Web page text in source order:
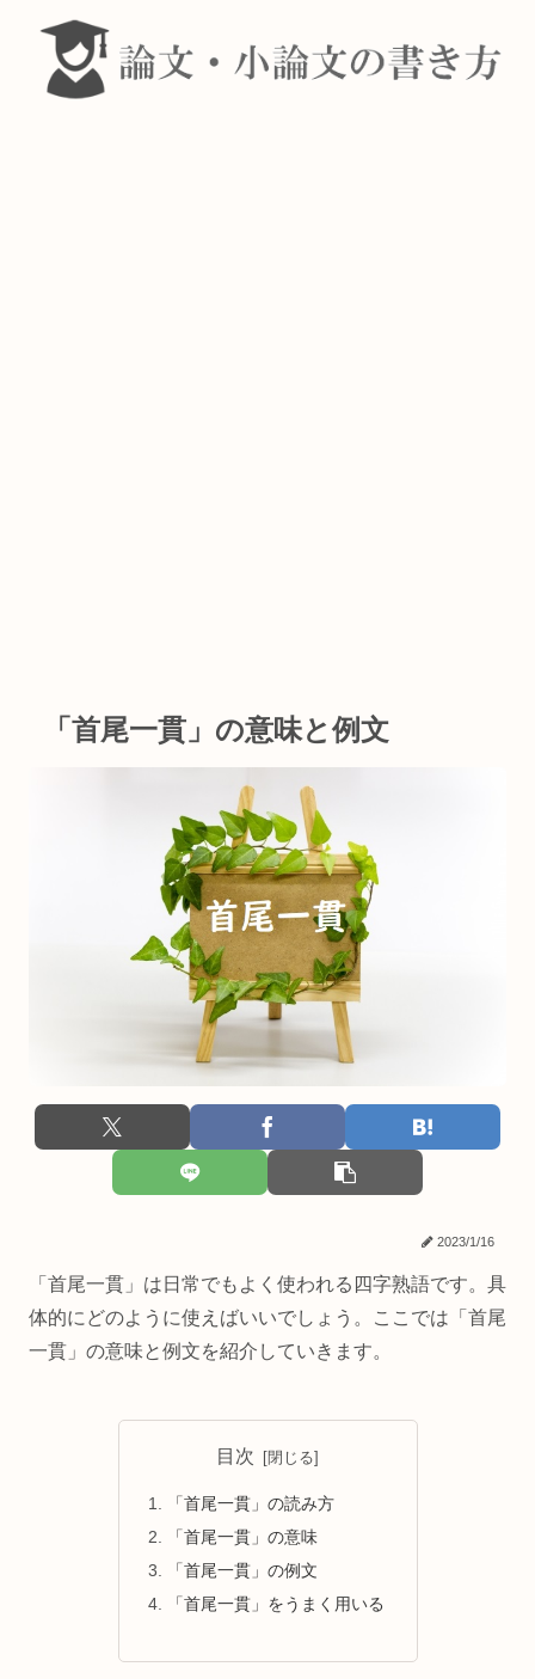
「首尾一貫」の意味と例文
2023/1/16
「首尾一貫」は日常でもよく使われる四字熟語です。具
体的にどのように使えばいいでしょう。ここでは「首尾
一貫」の意味と例文を紹介していきます。
目次
「首尾一貫」の読み方
「首尾一貫」の意味
「首尾一貫」の例文
「首尾一貫」をうまく用いる